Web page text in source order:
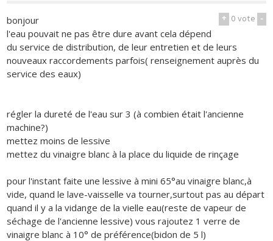
+ 0vote -
bonjour
l'eau pouvait ne pas être dure avant cela dépend
du service de distribution, de leur entretien et de leurs
nouveaux raccordements parfois( renseignement auprès du
service des eaux)
régler la dureté de l'eau sur 3 (à combien était l'ancienne
machine?)
mettez moins de lessive
mettez du vinaigre blanc à la place du liquide de rinçage
pour l'instant faite une lessive à mini 65°au vinaigre blanc,à
vide, quand le lave-vaisselle va tourner,surtout pas au départ
quand il y a la vidange de la vielle eau(reste de vapeur de
séchage de l'ancienne lessive) vous rajoutez 1 verre de
vinaigre blanc à 10° de préférence(bidon de 5 l)